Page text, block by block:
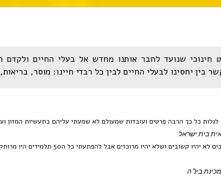
חינוכי שנועד לחבר אותנו מחדש אל בעלי החיים
בין יחסינו לבעלי החיים לבין כל רבדי חיינו: מוסר,
כל כך הרבה פרטים ועובדות שמעולם לא שמעתי עליהם בתעשיות המזון
בית ישראל
"לפני ההרצאה חששתי נורא שהחניכים לא
בינ"ה